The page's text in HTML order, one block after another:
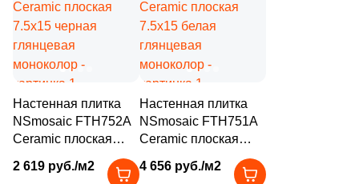
Stynul (1)
TGT Ceramics (
Tau Ceramica (4)
Togama (35)
Undefasa (4)
Настенная плитка
NSmosaic FTH752A
Ceramic плоская
глянцевая
2 619 руб./м2
Настенная плитка
NSmosaic FTH751A
Ceramic плоская
глянцевая
4 656 руб./м2